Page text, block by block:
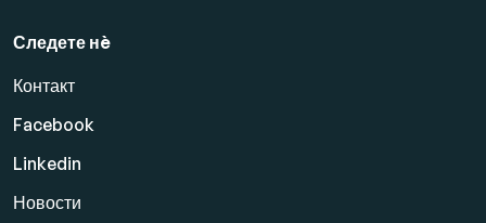
Следете нè
Контакт
Facebook
Linkedin
Новости